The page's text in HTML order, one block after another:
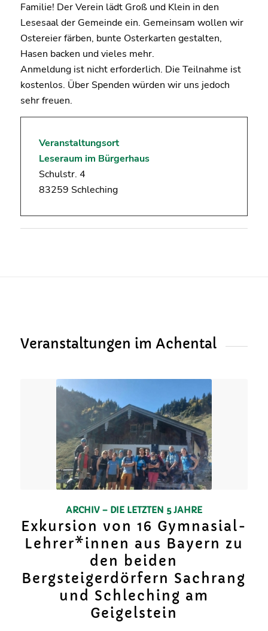
Familie! Der Verein lädt Groß und Klein in den
Lesesaal der Gemeinde ein. Gemeinsam wollen wir
Ostereier färben, bunte Osterkarten gestalten,
Hasen backen und vieles mehr.
Anmeldung ist nicht erforderlich. Die Teilnahme ist
kostenlos. Über Spenden würden wir uns jedoch
sehr freuen.
Veranstaltungsort
Leseraum im Bürgerhaus
Schulstr. 4
83259 Schleching
Veranstaltungen im Achental
ARCHIV – DIE LETZTEN 5 JAHRE
Exkursion von 16 Gymnasial-
Lehrer*innen aus Bayern zu
den beiden
Bergsteigerdörfern Sachrang
und Schleching am
Geigelstein